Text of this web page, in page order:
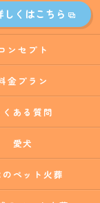
しくはこちら
ンセプト
金プラン
くある質問
愛犬
ペット火葬